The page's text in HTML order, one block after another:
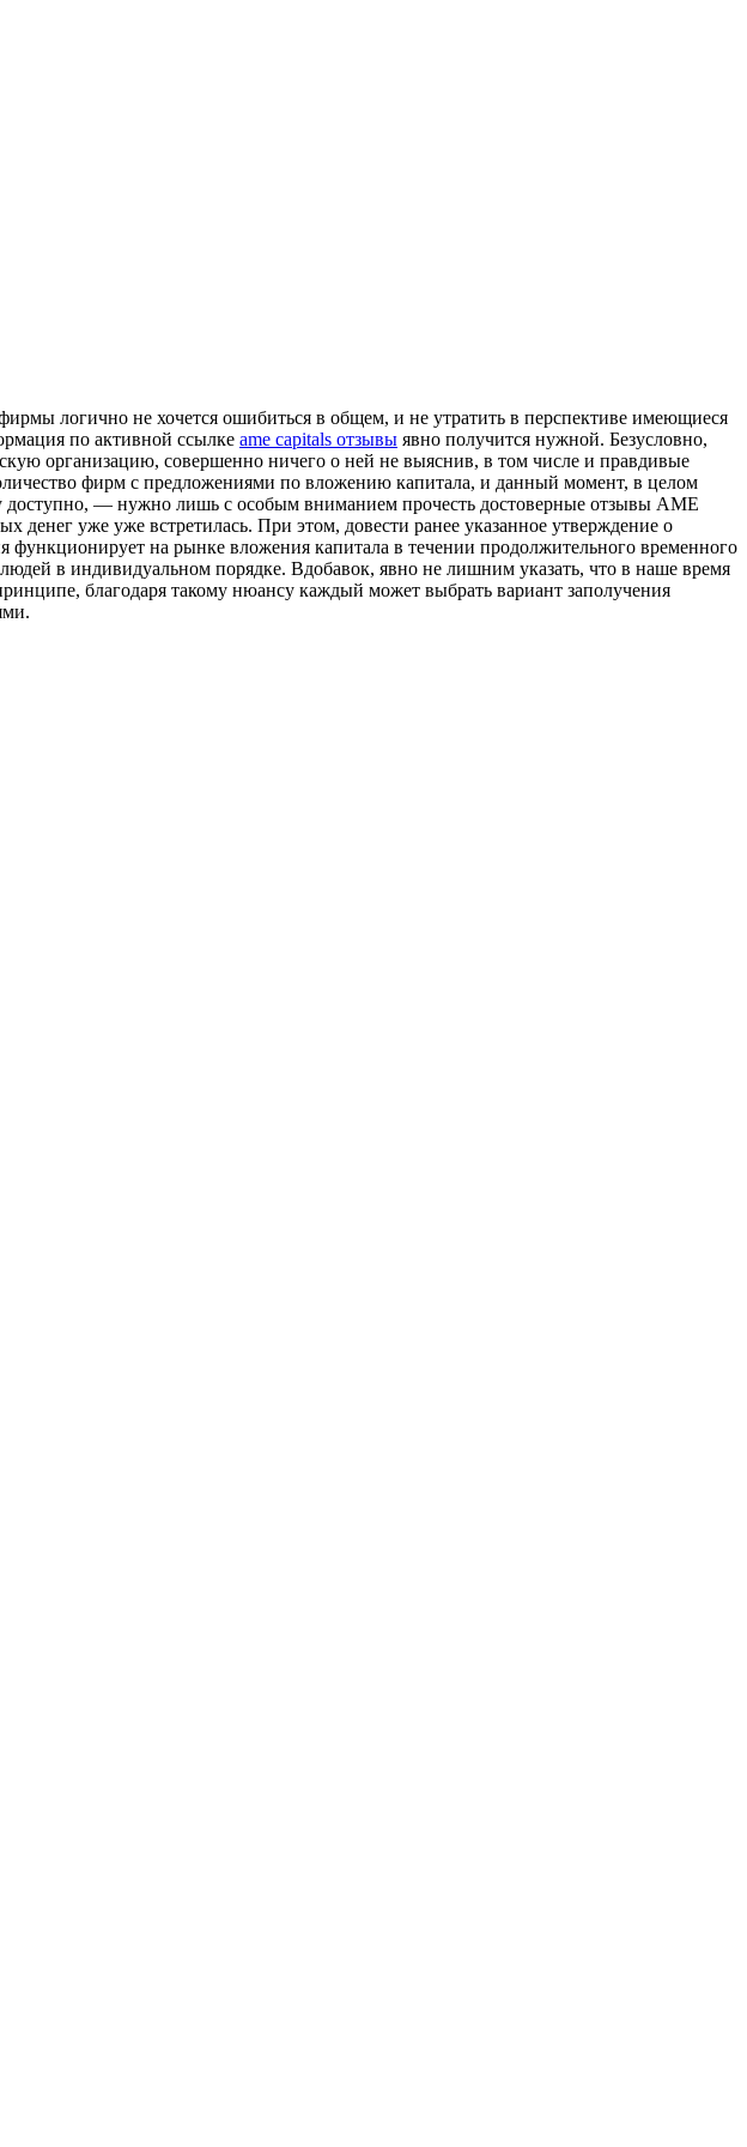
логично не хочется ошибиться в общем, и не утратить в перспективе имеющиеся
по активной ссылке ame capitals отзывы явно получится нужной. Безусловно,
организацию, совершенно ничего о ней не выяснив, в том числе и правдивые
фирм с предложениями по вложению капитала, и данный момент, в целом
— нужно лишь с особым вниманием прочесть достоверные отзывы AME
денег уже уже встретилась. При этом, довести ранее указанное утверждение о
функционирует на рынке вложения капитала в течении продолжительного временного
в индивидуальном порядке. Вдобавок, явно не лишним указать, что в наше время
благодаря такому нюансу каждый может выбрать вариант заполучения